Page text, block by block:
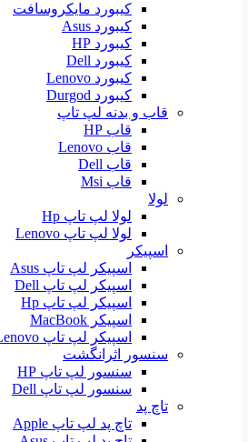
کیبورد مایکروسافت
کیبورد Asus
کیبورد HP
کیبورد Dell
کیبورد Lenovo
کیبورد Durgod
قاب و بدنه لپ تاپ
قاب HP
قاب Lenovo
قاب Dell
قاب Msi
لولا
لولا لپ تاپ Hp
لولا لپ تاپ Lenovo
اسپیکر
اسپیکر لپ تاپ Asus
اسپیکر لپ تاپ Dell
اسپیکر لپ تاپ Hp
اسپیکر MacBook
اسپیکر لپ تاپ Lenovo
سنسور اثرانگشت
سنسور لپ تاپ HP
سنسور لپ تاپ Dell
تاچ پد
تاچ پد لپ تاپ Apple